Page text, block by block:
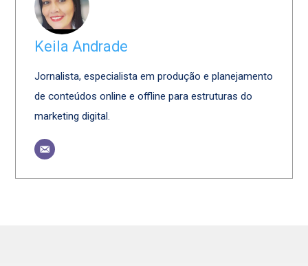
Keila Andrade
Jornalista, especialista em produção e planejamento
de conteúdos online e offline para estruturas do
marketing digital.